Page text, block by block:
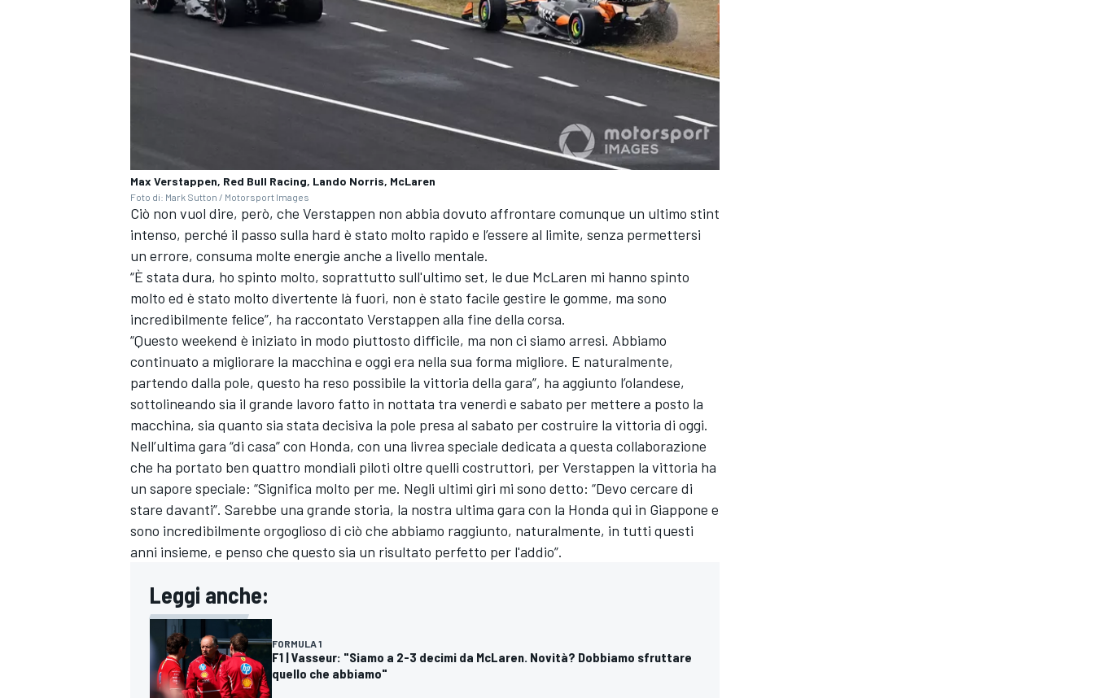
RALLY
Max Verstappen, Red Bull Racing, Lando Norris, McLaren
Foto di: Mark Sutton / Motorsport Images
Ciò non vuol dire, però, che Verstappen non abbia dovuto affrontare comunque un ultimo stint
intenso, perché il passo sulla hard è stato molto rapido e l’essere al limite, senza permettersi
un errore, consuma molte energie anche a livello mentale.
“È stata dura, ho spinto molto, soprattutto sull'ultimo set, le due McLaren mi hanno spinto
molto ed è stato molto divertente là fuori, non è stato facile gestire le gomme, ma sono
incredibilmente felice”, ha raccontato Verstappen alla fine della corsa.
“Questo weekend è iniziato in modo piuttosto difficile, ma non ci siamo arresi. Abbiamo
continuato a migliorare la macchina e oggi era nella sua forma migliore. E naturalmente,
partendo dalla pole, questo ha reso possibile la vittoria della gara”, ha aggiunto l’olandese,
sottolineando sia il grande lavoro fatto in nottata tra venerdì e sabato per mettere a posto la
macchina, sia quanto sia stata decisiva la pole presa al sabato per costruire la vittoria di oggi.
Nell’ultima gara “di casa” con Honda, con una livrea speciale dedicata a questa collaborazione
che ha portato ben quattro mondiali piloti oltre quelli costruttori, per Verstappen la vittoria ha
un sapore speciale: “Significa molto per me. Negli ultimi giri mi sono detto: “Devo cercare di
stare davanti”. Sarebbe una grande storia, la nostra ultima gara con la Honda qui in Giappone e
sono incredibilmente orgoglioso di ciò che abbiamo raggiunto, naturalmente, in tutti questi
anni insieme, e penso che questo sia un risultato perfetto per l'addio”.
Leggi anche:
FORMULA 1
F1 | Vasseur: "Siamo a 2-3 decimi da McLaren. Novità? Dobbiamo sfruttare
quello che abbiamo"